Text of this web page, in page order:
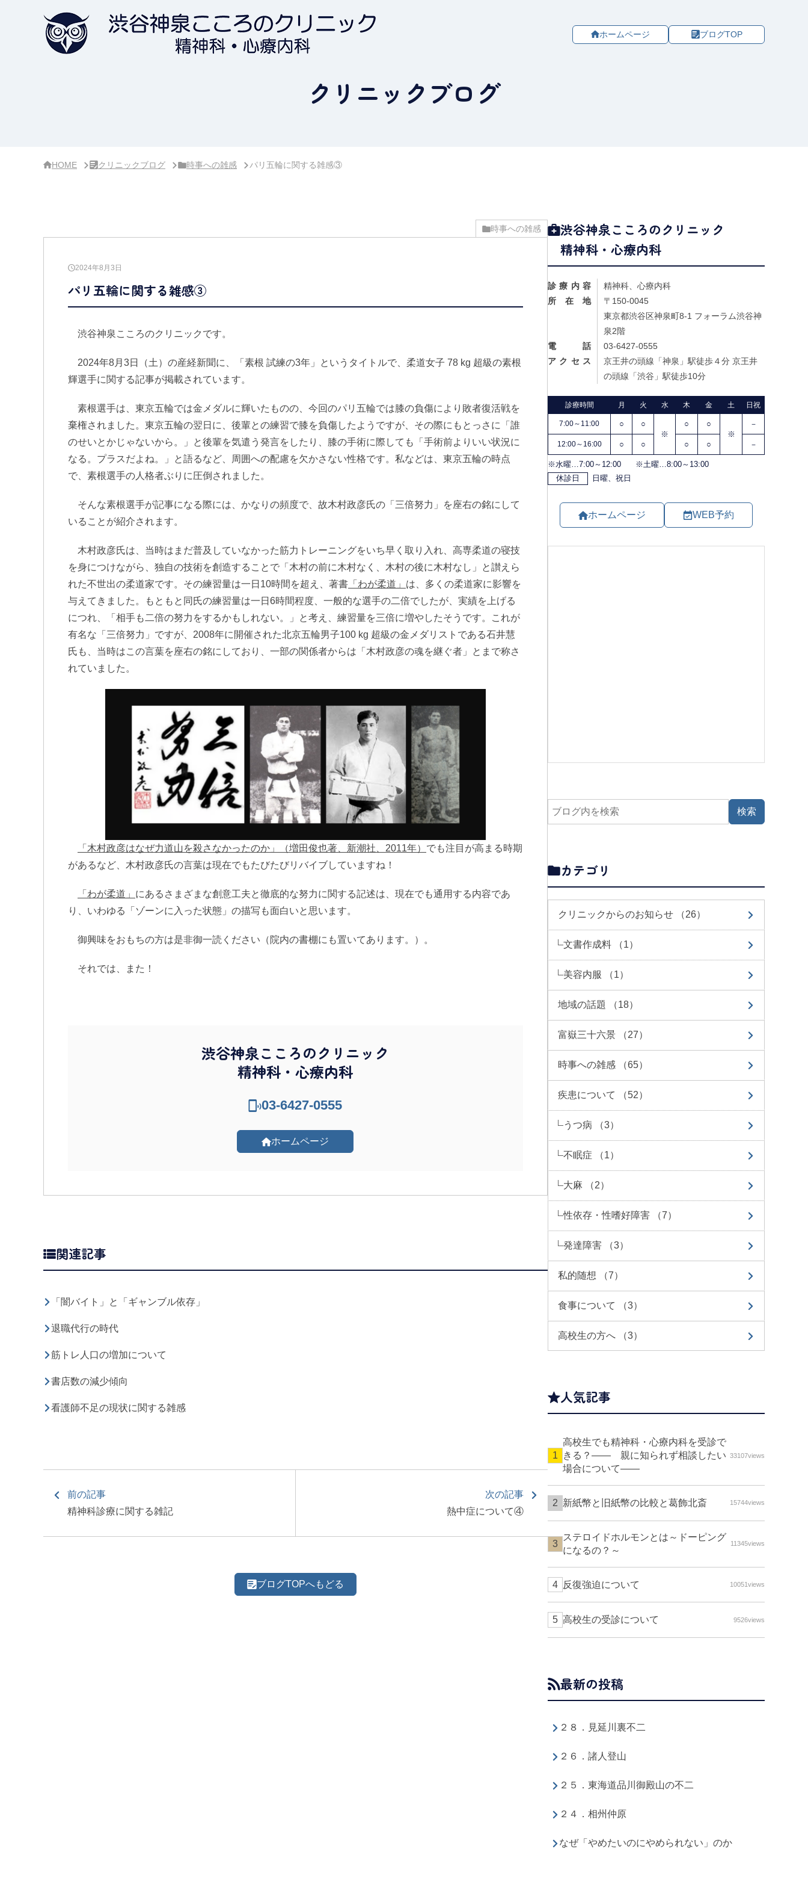
ホームページ ブログTOP
クリニックブログ
HOME クリニックブログ 時事への雑感 パリ五輪に関する雑感③
時事への雑感
2024年8月3日
パリ五輪に関する雑感③
渋谷神泉こころのクリニックです。
2024年8月3日（土）の産経新聞に、「素根 試練の3年」というタイトルで、柔道女子 78 kg 超級の素根
輝選手に関する記事が掲載されています。
素根選手は、東京五輪では金メダルに輝いたものの、今回のパリ五輪では膝の負傷により敗者復活戦を
棄権されました。東京五輪の翌日に、後輩との練習で膝を負傷したようですが、その際にもとっさに「誰
のせいとかじゃないから。」と後輩を気遣う発言をしたり、膝の手術に際しても「手術前よりいい状況に
なる。プラスだよね。」と語るなど、周囲への配慮を欠かさない性格です。私などは、東京五輪の時点
で、素根選手の人格者ぶりに圧倒されました。
そんな素根選手が記事になる際には、かなりの頻度で、故木村政彦氏の「三倍努力」を座右の銘にして
いることが紹介されます。
木村政彦氏は、当時はまだ普及していなかった筋力トレーニングをいち早く取り入れ、高専柔道の寝技
を身につけながら、独自の技術を創造することで「木村の前に木村なく、木村の後に木村なし」と讃えら
れた不世出の柔道家です。その練習量は一日10時間を超え、著書 「わが柔道」 は、多くの柔道家に影響を
与えてきました。もともと同氏の練習量は一日6時間程度、一般的な選手の二倍でしたが、実績を上げる
につれ、「相手も二倍の努力をするかもしれない。」と考え、練習量を三倍に増やしたそうです。これが
有名な「三倍努力」ですが、2008年に開催された北京五輪男子100 kg 超級の金メダリストである石井慧
氏も、当時はこの言葉を座右の銘にしており、一部の関係者からは「木村政彦の魂を継ぐ者」とまで称さ
れていました。
「木村政彦はなぜ力道山を殺さなかったのか」（増田俊也著、新潮社、2011年） でも注目が高まる時期
があるなど、木村政彦氏の言葉は現在でもたびたびリバイブしていますね！
「わが柔道」 にあるさまざまな創意工夫と徹底的な努力に関する記述は、現在でも通用する内容であ
り、いわゆる「ゾーンに入った状態」の描写も面白いと思います。
御興味をおもちの方は是非御一読ください（院内の書棚にも置いてあります。）。
それでは、また！
渋谷神泉こころのクリニック
精神科・心療内科
03-6427-0555
ホームページ
関連記事
「闇バイト」と「ギャンブル依存」
退職代行の時代
筋トレ人口の増加について
書店数の減少傾向
看護師不足の現状に関する雑感
前の記事
精神科診療に関する雑記
次の記事
熱中症について④
ブログTOPへもどる
渋谷神泉こころのクリニック
精神科・心療内科
診療内容
精神科、心療内科
所在地
〒150-0045
東京都渋谷区神泉町8-1 フォーラム渋谷神
泉2階
電話
03-6427-0555
アクセス
京王井の頭線「神泉」駅徒歩４分 京王井
の頭線「渋谷」駅徒歩10分
ホームページ WEB予約
カテゴリ
クリニックからのお知らせ （26）
文書作成料 （1）
美容内服 （1）
地域の話題 （18）
富嶽三十六景 （27）
時事への雑感 （65）
疾患について （52）
うつ病 （3）
不眠症 （1）
大麻 （2）
性依存・性嗜好障害 （7）
発達障害 （3）
私的随想 （7）
食事について （3）
高校生の方へ （3）
人気記事
高校生でも精神科・心療内科を受診で
きる？—— 親に知られず相談したい
場合について――
33107views
新紙幣と旧紙幣の比較と葛飾北斎 15744views
ステロイドホルモンとは～ドーピング
になるの？～
11345views
反復強迫について 10051views
高校生の受診について 9526views
最新の投稿
２８．見延川裏不二
２６．諸人登山
２５．東海道品川御殿山の不二
２４．相州仲原
なぜ「やめたいのにやめられない」のか